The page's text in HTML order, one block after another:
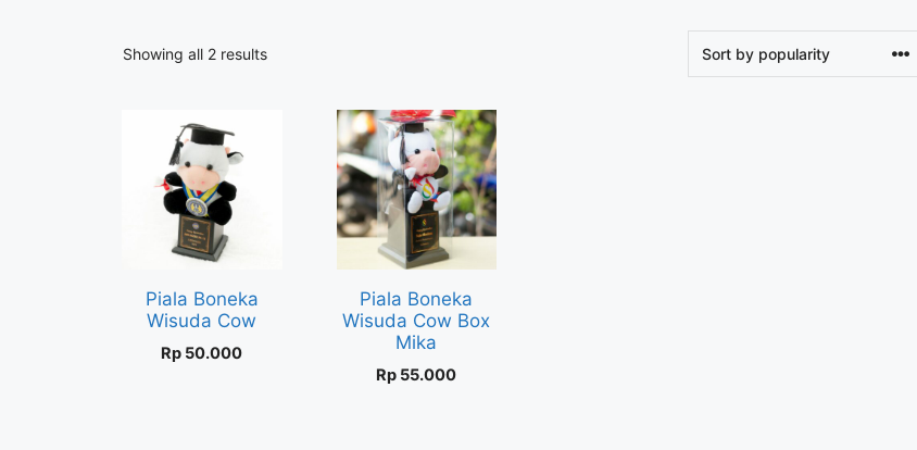
Showing all 2 resultsSorted
Piala Boneka
Wisuda Cow
Rp 50.000
Piala Boneka
Wisuda Cow Box
Mika
Rp 55.000